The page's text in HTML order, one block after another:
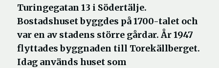
Turingegatan 13 i Södertälje.
Bostadshuset byggdes på 1700-talet och
var en av stadens större gårdar. År 1947
flyttades byggnaden till Torekällberget.
Idag används huset som